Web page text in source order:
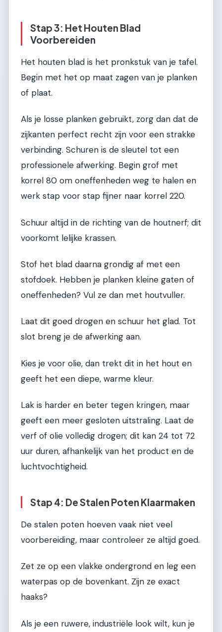
Stap 3: Het Houten Blad
Voorbereiden
Het houten blad is het pronkstuk van je tafel.
Begin met het op maat zagen van je planken
of plaat.
Als je losse planken gebruikt, zorg dan dat de
zijkanten perfect recht zijn voor een strakke
verbinding. Schuren is de sleutel tot een
professionele afwerking. Begin grof met
korrel 80 om oneffenheden weg te halen en
werk stap voor stap fijner naar korrel 220.
Schuur altijd in de richting van de houtnerf; dit
voorkomt lelijke krassen.
Stof het blad daarna grondig af met een
stofdoek. Hebben je planken kleine gaten of
oneffenheden? Vul ze dan met houtvuller.
Laat dit goed drogen en schuur het glad. Tot
slot breng je de afwerking aan.
Kies je voor olie, dan trekt dit in het hout en
geeft het een diepe, warme kleur.
Lak is harder en beter tegen kringen, maar
geeft een meer gesloten uitstraling. Laat de
verf of olie volledig drogen; dit kan 24 tot 72
uur duren, afhankelijk van het product en de
luchtvochtigheid.
Stap 4: De Stalen Poten Klaarmaken
De stalen poten hoeven vaak niet veel
voorbereiding, maar controleer ze altijd goed.
Zet ze op een vlakke ondergrond en leg een
waterpas op de bovenkant. Zijn ze exact
haaks?
Als je een ruwere, industriële look wilt, kun je